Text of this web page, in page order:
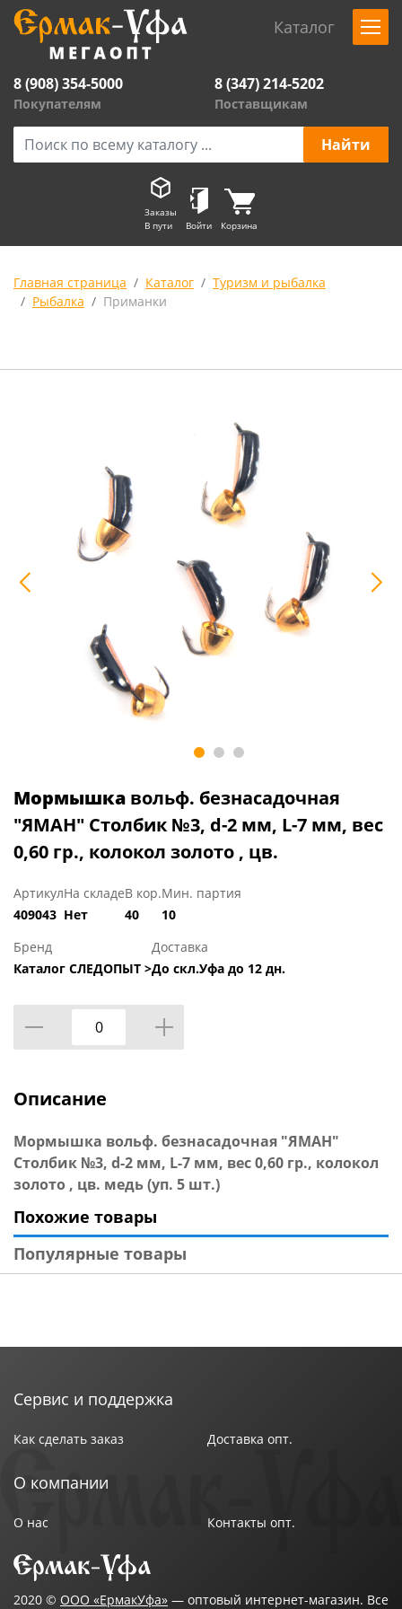
Каталог
8 (908) 354-5000
Покупателям
8 (347) 214-5202
Поставщикам
Заказы
В пути
Войти Корзина
Главная страница Каталог
Туризм и рыбалка
Рыбалка
Приманки
Мормышка вольф. безнасадочная
"ЯМАН" Столбик №3, d-2 мм, L-7 мм, вес
0,60 гр., колокол золото , цв.
Артикул
409043
На складе
Нет
В кор.
40
Мин. партия
10
Бренд
Каталог СЛЕДОПЫТ >
Доставка
До скл.Уфа до 12 дн.
Описание
Мормышка вольф. безнасадочная "ЯМАН"
Столбик №3, d-2 мм, L-7 мм, вес 0,60 гр., колокол
золото , цв. медь (уп. 5 шт.)
Похожие товары
Популярные товары
Сервис и поддержка
Как сделать заказ Доставка опт.
О компании
О нас Контакты опт.
2020 © ООО «ЕрмакУфа» — оптовый интернет-магазин. Все